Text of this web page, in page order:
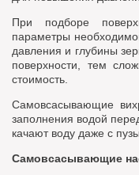
При подборе
параметры
давления и глубины
поверхности, тем
стоимость.
Самовсасывающие
заполнения водой
качают воду даже с
Самовсасывающие